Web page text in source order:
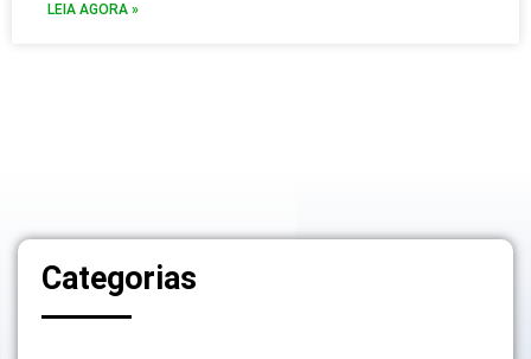
LEIA AGORA »
Categorias